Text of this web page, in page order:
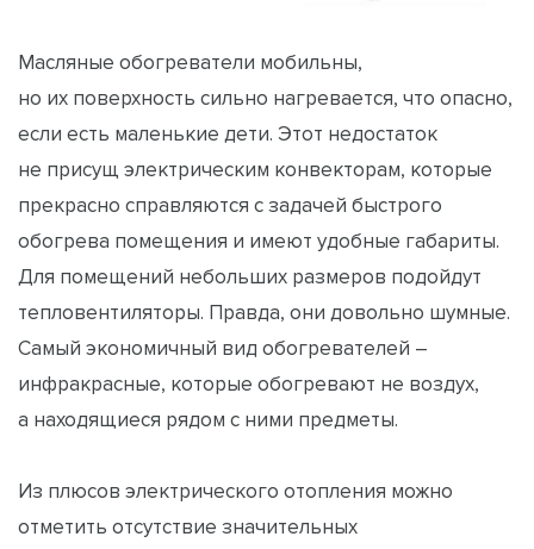
Масляные обогреватели мобильны,
но их поверхность сильно нагревается, что опасно,
если есть маленькие дети. Этот недостаток
не присущ электрическим конвекторам, которые
прекрасно справляются с задачей быстрого
обогрева помещения и имеют удобные габариты.
Для помещений небольших размеров подойдут
тепловентиляторы. Правда, они довольно шумные.
Самый экономичный вид обогревателей –
инфракрасные, которые обогревают не воздух,
а находящиеся рядом с ними предметы.
Из плюсов электрического отопления можно
отметить отсутствие значительных